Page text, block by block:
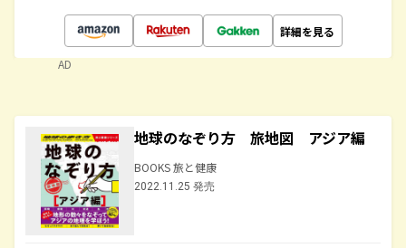
詳細を見る
AD
地球のなぞり方 旅地図 アジア編
BOOKS 旅と健康
2022.11.25 発売